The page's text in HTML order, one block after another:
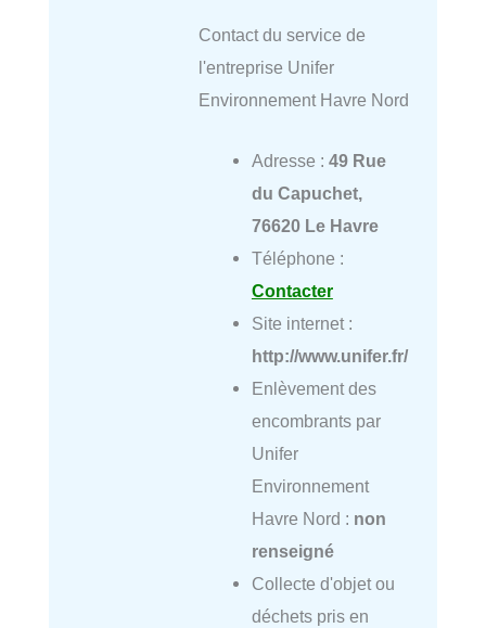
Contact du service de
l'entreprise Unifer
Environnement Havre Nord
Adresse : 49 Rue
du Capuchet,
76620 Le Havre
Téléphone :
Contacter
Site internet :
http://www.unifer.fr/
Enlèvement des
encombrants par
Unifer
Environnement
Havre Nord : non
renseigné
Collecte d'objet ou
déchets pris en